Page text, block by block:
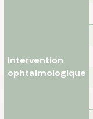
Intervention
ophtalmologique